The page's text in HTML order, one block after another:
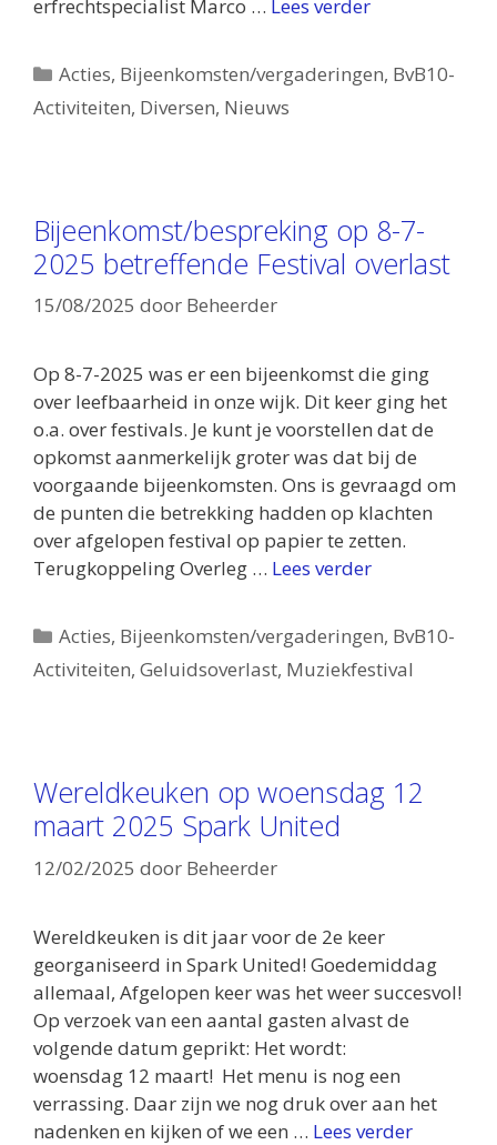
erfrechtspecialist Marco … Lees verder
Categorieën
Acties, Bijeenkomsten/vergaderingen, BvB10-
Activiteiten, Diversen, Nieuws
Bijeenkomst/bespreking op 8-7-
2025 betreffende Festival overlast
15/08/2025 door Beheerder
Op 8-7-2025 was er een bijeenkomst die ging
over leefbaarheid in onze wijk. Dit keer ging het
o.a. over festivals. Je kunt je voorstellen dat de
opkomst aanmerkelijk groter was dat bij de
voorgaande bijeenkomsten. Ons is gevraagd om
de punten die betrekking hadden op klachten
over afgelopen festival op papier te zetten.
Terugkoppeling Overleg … Lees verder
Categorieën
Acties, Bijeenkomsten/vergaderingen, BvB10-
Activiteiten, Geluidsoverlast, Muziekfestival
Wereldkeuken op woensdag 12
maart 2025 Spark United
12/02/2025 door Beheerder
Wereldkeuken is dit jaar voor de 2e keer
georganiseerd in Spark United! Goedemiddag
allemaal, Afgelopen keer was het weer succesvol!
Op verzoek van een aantal gasten alvast de
volgende datum geprikt: Het wordt:
woensdag 12 maart! Het menu is nog een
verrassing. Daar zijn we nog druk over aan het
nadenken en kijken of we een … Lees verder